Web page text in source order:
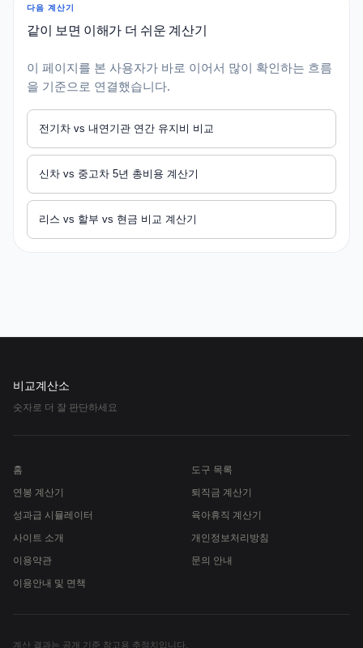
다음 계산기
같이 보면 이해가 더 쉬운 계산기
이 페이지를 본 사용자가 바로 이어서 많이 확인하는 흐름
을 기준으로 연결했습니다.
전기차 vs 내연기관 연간 유지비 비교
신차 vs 중고차 5년 총비용 계산기
리스 vs 할부 vs 현금 비교 계산기
비교계산소
숫자로 더 잘 판단하세요
홈
도구 목록
연봉 계산기
퇴직금 계산기
성과급 시뮬레이터
육아휴직 계산기
사이트 소개
개인정보처리방침
이용약관
문의 안내
이용안내 및 면책
계산 결과는 공개 기준 참고용 추정치입니다.